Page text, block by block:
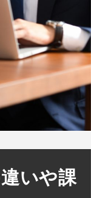
いや課